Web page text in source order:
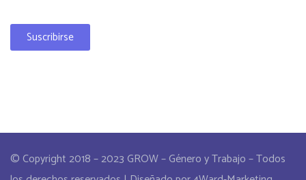
Suscribirse
© Copyright 2018 – 2023 GROW – Género y Trabajo – Todos